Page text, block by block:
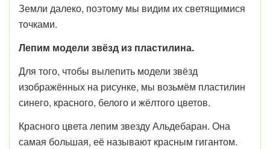
Земли далеко, поэтому мы видим их светящимися
точками.
Лепим модели звёзд из пластилина.
Для того, чтобы вылепить модели звёзд
изображённых на рисунке, мы возьмём пластилин
синего, красного, белого и жёлтого цветов.
Красного цвета лепим звезду Альдебаран. Она
самая большая, её называют красным гигантом.